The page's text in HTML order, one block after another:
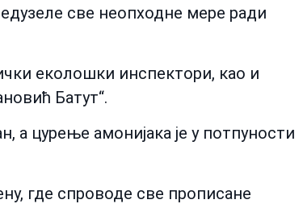
све неопходне мере ради
еколошки инспектори, као и
Батут“.
а цурење амонијака је у потпуности
где спроводе све прописане